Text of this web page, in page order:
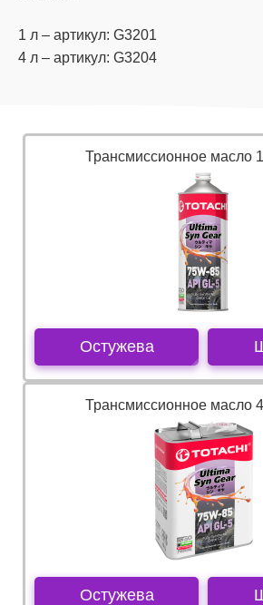
1 л – артикул: G3201
4 л – артикул: G3204
Трансмиссионное масло
Остужева
Трансмиссионное масло
Остужева